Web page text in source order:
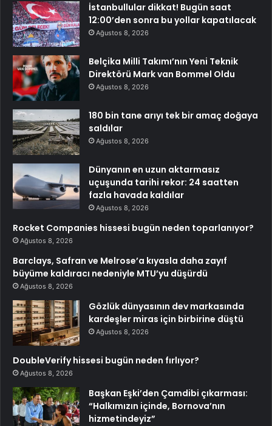
İstanbullular dikkat! Bugün saat
12:00’den sonra bu yollar kapatılacak
Ağustos 8, 2026
Belçika Milli Takımı’nın Yeni Teknik
Direktörü Mark van Bommel Oldu
Ağustos 8, 2026
180 bin tane arıyı tek bir amaç doğaya
saldılar
Ağustos 8, 2026
Dünyanın en uzun aktarmasız
uçuşunda tarihi rekor: 24 saatten
fazla havada kaldılar
Ağustos 8, 2026
Rocket Companies hissesi bugün neden toparlanıyor?
Ağustos 8, 2026
Barclays, Safran ve Melrose’a kıyasla daha zayıf
büyüme kaldıracı nedeniyle MTU’yu düşürdü
Ağustos 8, 2026
Gözlük dünyasının dev markasında
kardeşler miras için birbirine düştü
Ağustos 8, 2026
DoubleVerify hissesi bugün neden fırlıyor?
Ağustos 8, 2026
Başkan Eşki’den Çamdibi çıkarması:
“Halkımızın içinde, Bornova’nın
hizmetindeyiz”